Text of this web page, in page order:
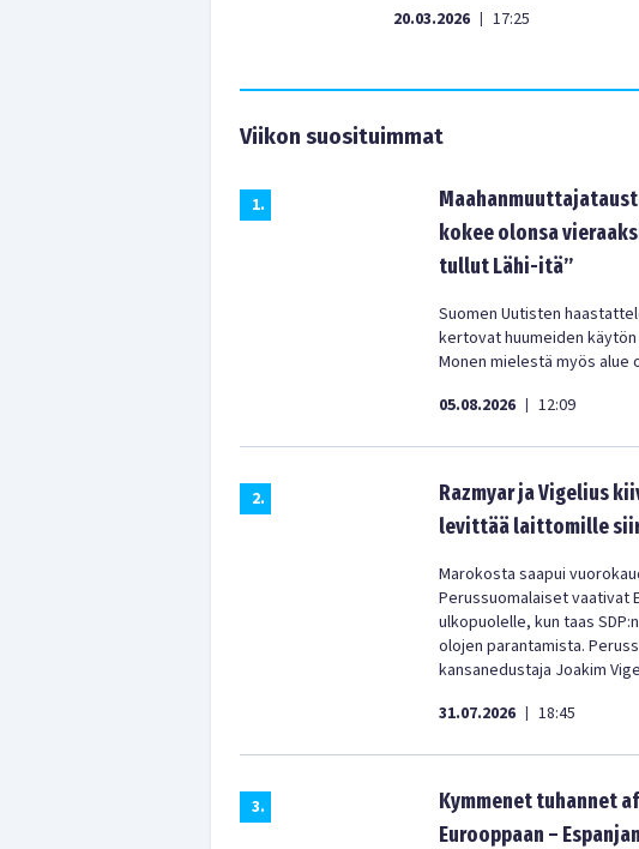
20.03.2026 | 17:25
Viikon suosituimmat
1.
kokee olonsa
tullut Lähi-itä”
Suomen Uutisten
kertovat huumeiden
Monen mielestä myös alue
05.08.2026 | 12:09
2.
Razmyar ja Vigelius
levittää laittomille
Marokosta saapui
Perussuomalaiset vaativat
ulkopuolelle, kun taas
olojen parantamista.
kansanedustaja Joakim
31.07.2026 | 18:45
3.
Kymmenet tuhannet
Eurooppaan –